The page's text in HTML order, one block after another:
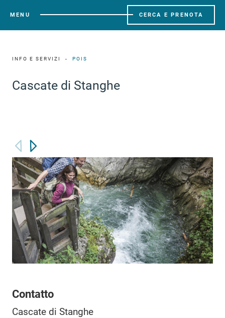
MENU CERCA E PRENOTA
INFO E SERVIZI POIS
Cascate di Stanghe
Contatto
Cascate di Stanghe